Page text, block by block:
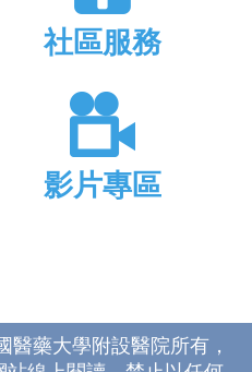
社區服務
影片專區
藥大學附設醫院所有，